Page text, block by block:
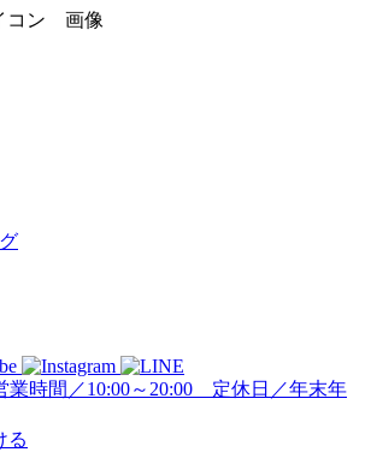
業時間／10:00～20:00 定休日／年末年
る